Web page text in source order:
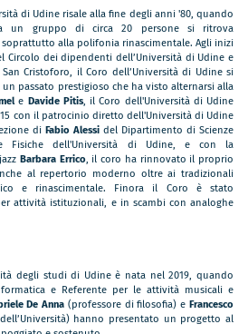
di Udine risale alla fine degli anni '80, quando
un gruppo di circa 20 persone si ritrova
alla polifonia rinascimentale. Agli inizi
Circolo dei dipendenti dell’Università di Udine e
Cristoforo, il Coro dell’Università di Udine si
passato prestigioso che ha visto alternarsi alla
e Davide Pitis, il Coro dell'Università di Udine
con il patrocinio diretto dell'Università di Udine
di Fabio Alessi del Dipartimento di Scienze
e Fisiche dell'Università di Udine, e con la
Barbara Errico, il coro ha rinnovato il proprio
al repertorio moderno oltre ai tradizionali
e rinascimentale. Finora il Coro è stato
attività istituzionali, e in scambi con analoghe
degli studi di Udine è nata nel 2019, quando
e Referente per le attività musicali e
De Anna (professore di filosofia) eFrancesco
hanno presentato un progetto al